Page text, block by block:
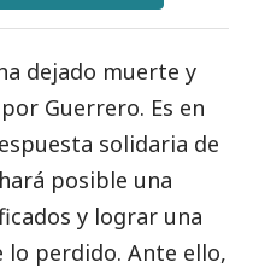
dejado muerte y
Guerrero. Es en
solidaria de
posible una
y lograr una
perdido. Ante ello,